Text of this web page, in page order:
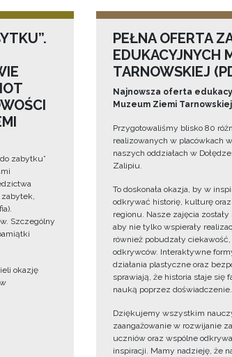
zabytku”
Szczególny
okazję
PEŁNA OFERTA
EDUKACYJNYCH
TARNOWSKIEJ
Najnowsza oferta
Muzeum Ziemi Tarnowskiej
Przygotowaliśmy blisko 80
realizowanych w placówkach
naszych oddziałach w
Zalipiu.
To doskonała okazja, by w
odkrywać historię, kulturę
regionu. Nasze zajęcia
aby nie tylko wspierały
również pobudzały
odkrywców. Interaktywne
działania plastyczne oraz
sprawiają, że historia staje się
nauką poprzez doświadczenie.
Dziękujemy wszystkim
zaangażowanie w rozwijanie
uczniów oraz wspólne
inspiracji. Mamy nadzieję, że